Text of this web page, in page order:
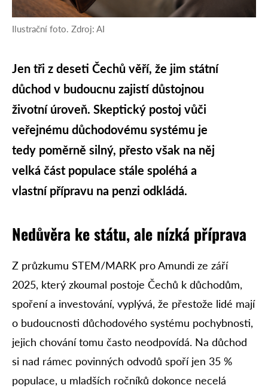
Ilustrační foto. Zdroj: AI
Jen tři z deseti Čechů věří, že jim státní
důchod v budoucnu zajistí důstojnou
životní úroveň. Skeptický postoj vůči
veřejnému důchodovému systému je
tedy poměrně silný, přesto však na něj
velká část populace stále spoléhá a
vlastní přípravu na penzi odkládá.
Nedůvěra ke státu, ale nízká příprava
Z průzkumu STEM/MARK pro Amundi ze září
2025, který zkoumal postoje Čechů k důchodům,
spoření a investování, vyplývá, že přestože lidé mají
o budoucnosti důchodového systému pochybnosti,
jejich chování tomu často neodpovídá. Na důchod
si nad rámec povinných odvodů spoří jen 35 %
populace, u mladších ročníků dokonce necelá